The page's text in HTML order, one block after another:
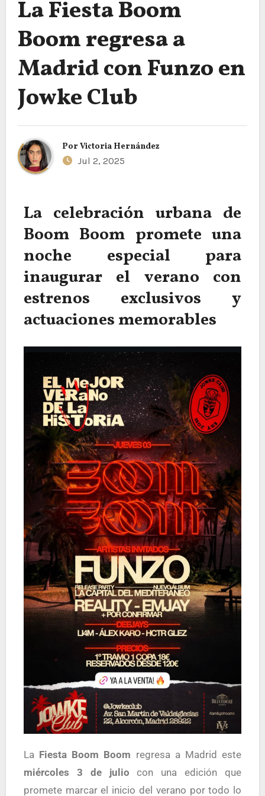
La Fiesta Boom
Boom regresa a
Madrid con Funzo en
Jowke Club
Por Victoria Hernández
Jul 2, 2025
La celebración urbana de
Boom Boom promete una
noche especial para
inaugurar el verano con
estrenos exclusivos y
actuaciones memorables
La Fiesta Boom Boom regresa a Madrid este
miércoles 3 de julio con una edición que
promete marcar el inicio del verano por todo lo